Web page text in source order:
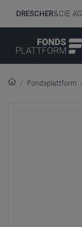
DRESCHER& CIE AG
Fondsplattform